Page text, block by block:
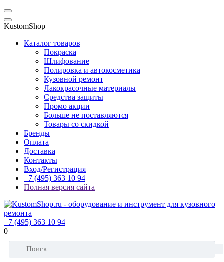
KustomShop
Каталог товаров
Покраска
Шлифование
Полировка и автокосметика
Кузовной ремонт
Лакокрасочные материалы
Средства защиты
Промо акции
Больше не поставляются
Товары со скидкой
Бренды
Оплата
Доставка
Контакты
Вход/Регистрация
+7 (495) 363 10 94
Полная версия сайта
+7 (495) 363 10 94
0